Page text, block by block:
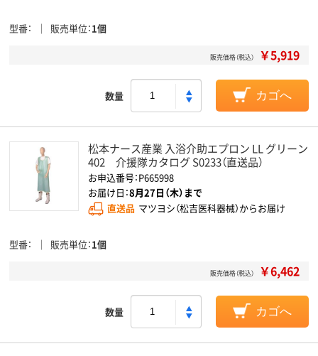
型番 販売単位 1個
販売価格（税込） ￥5,919
数量 カゴへ
松本ナース産業 入浴介助エプロン LL グリーン
402 介援隊カタログ S0233（直送品）
お申込番号：P665998
お届け日：8月27日（木）まで
直送品 マツヨシ（松吉医科器械）からお届け
型番 販売単位 1個
販売価格（税込） ￥6,462
数量 カゴへ